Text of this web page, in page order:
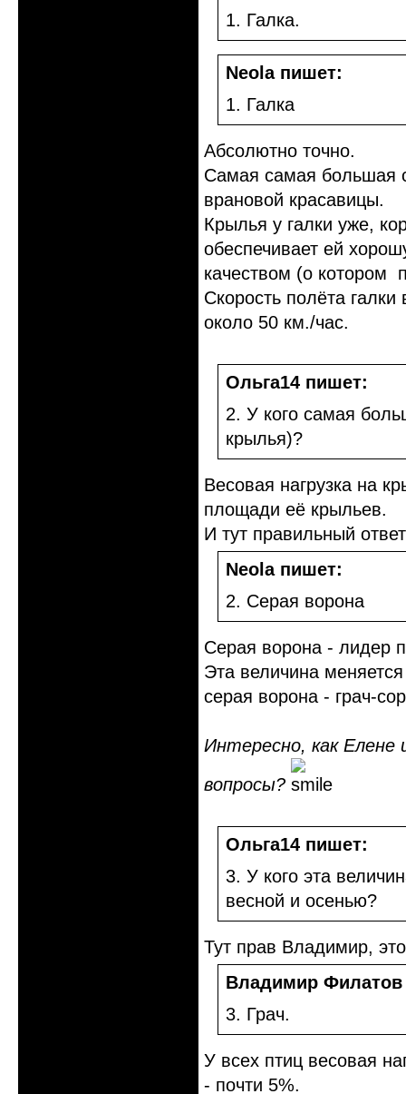
1. Галка.
Neola пишет:
1. Галка
Абсолютно точно.
Самая самая большая
врановой красавицы.
Крылья у галки уже,
обеспечивает ей
качеством (о котором
Скорость полёта
около 50 км./час.
Ольга14 пишет:
2. У кого самая
крылья)?
Весовая нагрузка на
площади её крыльев.
И тут правильный
Neola пишет:
2. Серая ворона
Серая ворона - лидер
Эта величина
серая ворона - грач-
Интересно, как
вопросы?
Ольга14 пишет:
3. У кого эта
весной и осенью?
Тут прав Владимир,
Владимир
3. Грач.
У всех птиц весовая
- почти 5%.